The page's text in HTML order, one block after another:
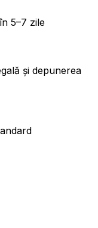
5–7 zile
și depunerea